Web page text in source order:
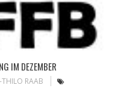
IM DEZEMBER
THILO RAAB